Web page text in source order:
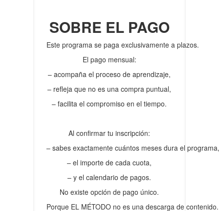
SOBRE EL PAGO
Este programa se paga exclusivamente a plazos.
El pago mensual:
– acompaña el proceso de aprendizaje,
– refleja que no es una compra puntual,
– facilita el compromiso en el tiempo.
Al confirmar tu inscripción:
– sabes exactamente cuántos meses dura el
– el importe de cada cuota,
– y el calendario de pagos.
No existe opción de pago único.
Porque EL MÉTODO no es una descarga de contenido.